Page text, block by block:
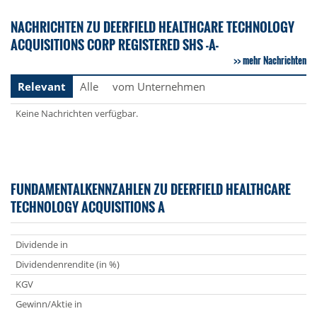
NACHRICHTEN ZU DEERFIELD HEALTHCARE TECHNOLOGY
ACQUISITIONS CORP REGISTERED SHS -A-
mehr Nachrichten
Relevant
Alle vom Unternehmen
Keine Nachrichten verfügbar.
FUNDAMENTALKENNZAHLEN ZU DEERFIELD HEALTHCARE
TECHNOLOGY ACQUISITIONS A
Dividende in
Dividendenrendite (in %)
KGV
Gewinn/Aktie in